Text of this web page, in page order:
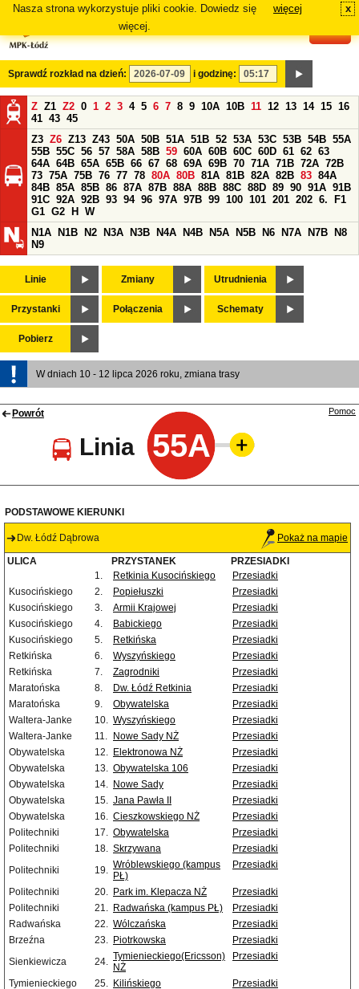
Nasza strona wykorzystuje pliki cookie. Dowiedz się
więcej.
więcej x
Sprawdź rozkład na dzień: i godzinę:
Z Z1 Z2 0 1 2 3 4 5 6 7 8 9 10A 10B 11 12 13 14 15 16
41 43 45
Z3 Z6 Z13 Z43 50A 50B 51A 51B 52 53A 53C 53B 54B 55A
55B 55C 56 57 58A 58B 59 60A 60B 60C 60D 61 62 63
64A 64B 65A 65B 66 67 68 69A 69B 70 71A 71B 72A 72B
73 75A 75B 76 77 78 80A 80B 81A 81B 82A 82B 83 84A
84B 85A 85B 86 87A 87B 88A 88B 88C 88D 89 90 91A 91B
91C 92A 92B 93 94 96 97A 97B 99 100 101 201 202 6.
F1
G1 G2 H
W
N1A
N1B N2 N3A N3B N4A N4B N5A N5B N6 N7A N7B
N8
N9
Linie Zmiany Utrudnienia
Przystanki Połączenia Schematy
Pobierz
W dniach 10 - 12 lipca 2026 roku, zmiana trasy
Powrót
Linia 55A
Pomoc
PODSTAWOWE KIERUNKI
Dw. Łódź Dąbrowa Pokaż na mapie
ULICA PRZYSTANEK
PRZESIADKI
1.
Retkinia Kusocińskiego
Przesiadki
Kusocińskiego
2. Popiełuszki
Przesiadki
Kusocińskiego
3. Armii Krajowej
Przesiadki
Kusocińskiego
4. Babickiego
Przesiadki
Kusocińskiego
5. Retkińska
Przesiadki
Retkińska
6. Wyszyńskiego
Przesiadki
Retkińska
7. Zagrodniki
Przesiadki
Maratońska
8. Dw. Łódź Retkinia
Przesiadki
Maratońska
9. Obywatelska
Przesiadki
Waltera-Janke
10. Wyszyńskiego
Przesiadki
Waltera-Janke
11. Nowe Sady NŻ
Przesiadki
Obywatelska
12. Elektronowa NŻ
Przesiadki
Obywatelska
13. Obywatelska 106
Przesiadki
Obywatelska
14. Nowe Sady
Przesiadki
Obywatelska
15. Jana Pawła II
Przesiadki
Obywatelska
16. Cieszkowskiego NŻ
Przesiadki
Politechniki
17. Obywatelska
Przesiadki
Politechniki
18. Skrzywana
Przesiadki
Politechniki
19. Wróblewskiego (kampus
PŁ)
Przesiadki
Politechniki 20. Park im. Klepacza NŻ
Przesiadki
Politechniki
21. Radwańska (kampus PŁ)
Przesiadki
Radwańska
22. Wólczańska
Przesiadki
Brzeźna
23. Piotrkowska
Przesiadki
Sienkiewicza
24. Tymienieckiego(Ericsson)
NŻ
Przesiadki
Tymienieckiego 25. Kilińskiego
Przesiadki